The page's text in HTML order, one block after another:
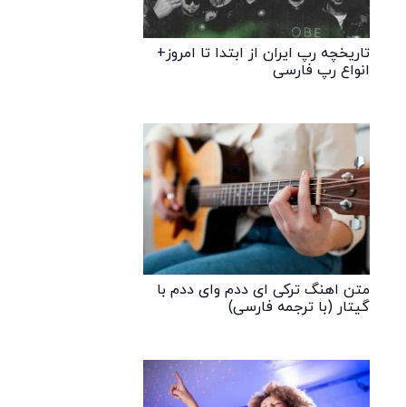
تاریخچه رپ ایران از ابتدا تا امروز+
انواع رپ فارسی
متن اهنگ ترکی ای ددم وای ددم با
گیتار (با ترجمه فارسی)